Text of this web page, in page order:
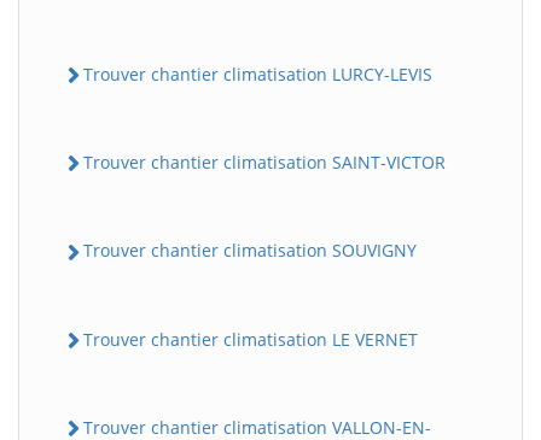
Trouver chantier climatisation LURCY-LEVIS
Trouver chantier climatisation SAINT-VICTOR
Trouver chantier climatisation SOUVIGNY
Trouver chantier climatisation LE VERNET
Trouver chantier climatisation VALLON-EN-